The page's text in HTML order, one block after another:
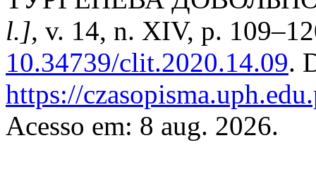
l.], v. 14, n. XIV, p.
10.34739/clit.2020.14.09.
https://
Acesso em: 8 aug. 2026.